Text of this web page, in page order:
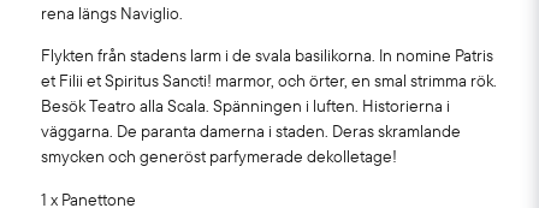
rena längs Naviglio.
Flykten från stadens larm i de svala basilikorna. In nomine Patris
et Filii et Spiritus Sancti! marmor, och örter, en smal strimma rök.
Besök Teatro alla Scala. Spänningen i luften. Historierna i
väggarna. De paranta damerna i staden. Deras skramlande
smycken och generöst parfymerade dekolletage!
1 x Panettone